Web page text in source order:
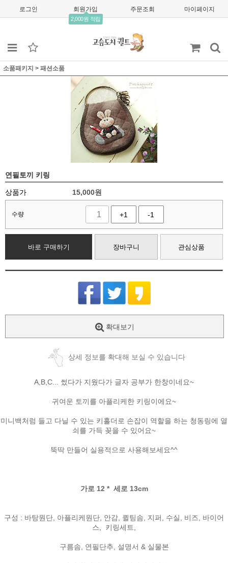
로그인 회원가입
2,000원 적립
주문조회 마이페이지
소품패키지 > 패션소품
연필토끼 키링
상품가 15,000원
수량 +1 -1
바로 구매하기 장바구니 관심상품
확대보기
상세 정보를 확대해 보실 수 있습니다
A,B,C... 썼다가 지웠다가 글자 공부가 한창이네요~
귀여운 토끼를 아플리케한 키링이에요~
미니백처럼 들고 다닐 수 있는 키홀더로 손잡이 역할을 하는 청동링에 열
쇠를 가득 꽂을 수 있어요~
뚝딱 만들어 실용적으로 사용해보세요^^
가로 12 * 세로 13cm
구성 : 바탕원단, 아플리케원단, 안감, 퀼팅솜, 지퍼, 수실, 비즈, 바이어
스, 키링세트,
구름솜, 연필단추, 설명서 & 실물본